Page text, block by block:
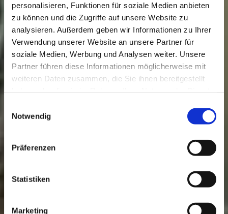
personalisieren, Funktionen für soziale Medien anbieten
zu können und die Zugriffe auf unsere Website zu
analysieren. Außerdem geben wir Informationen zu Ihrer
Verwendung unserer Website an unsere Partner für
soziale Medien, Werbung und Analysen weiter. Unsere
Partner führen diese Informationen möglicherweise mit
weiteren Daten zusammen, die Sie ihnen bereitgestellt
Notwendig
Präferenzen
Statistiken
Marketing